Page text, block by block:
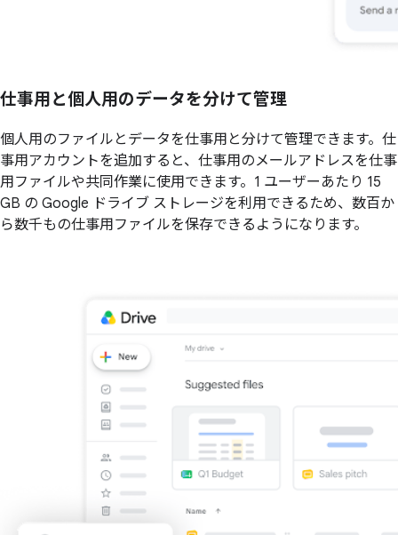
仕事用と個人用のデータを分けて管理
個人用のファイルとデータを仕事用と分けて管理できます。仕
事用アカウントを追加すると、仕事用のメールアドレスを仕事
用ファイルや共同作業に使用できます。1 ユーザーあたり 15
GB の Google ドライブ ストレージを利用できるため、数百か
ら数千もの仕事用ファイルを保存できるようになります。